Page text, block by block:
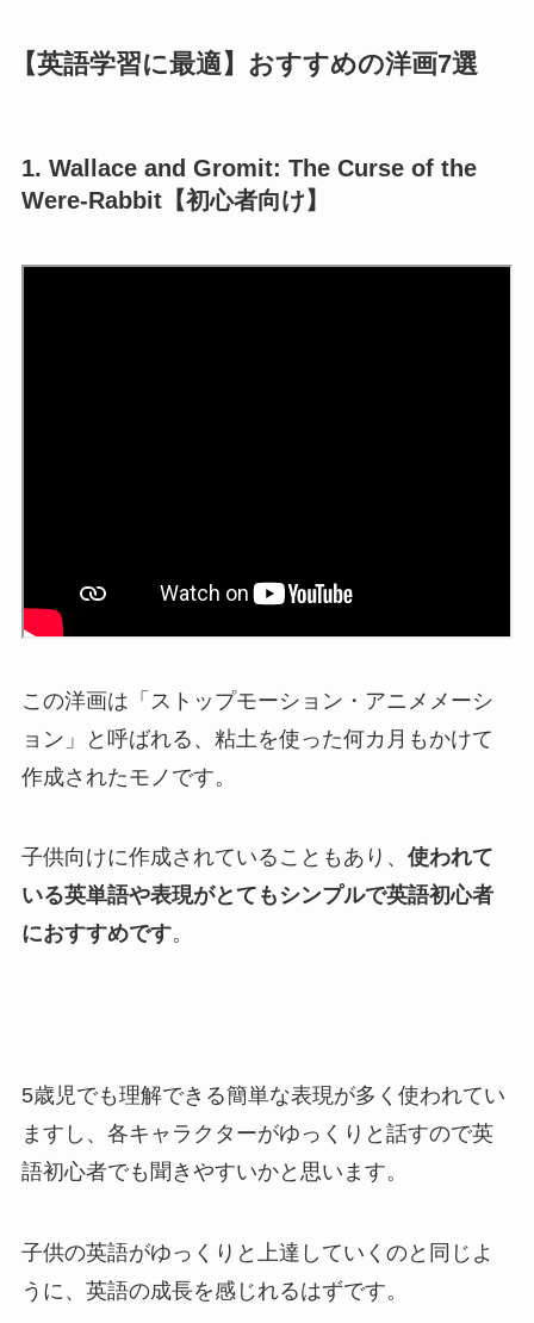
【英語学習に最適】おすすめの洋画7選
1. Wallace and Gromit: The Curse of the
Were-Rabbit【初心者向け】
この洋画は「ストップモーション・アニメメーシ
ョン」と呼ばれる、粘土を使った何カ月もかけて
作成されたモノです。
子供向けに作成されていることもあり、 使われて
いる英単語や表現がとてもシンプルで英語初心者
におすすめです。
5歳児でも理解できる簡単な表現が多く使われてい
ますし、各キャラクターがゆっくりと話すので英
語初心者でも聞きやすいかと思います。
子供の英語がゆっくりと上達していくのと同じよ
うに、英語の成長を感じれるはずです。